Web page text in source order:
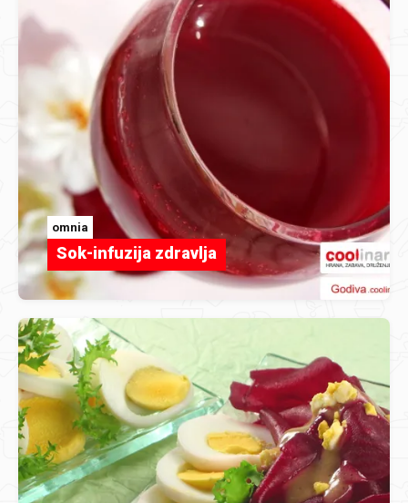
omnia
Sok-infuzija zdravlja